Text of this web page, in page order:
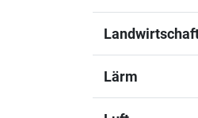
Lärm